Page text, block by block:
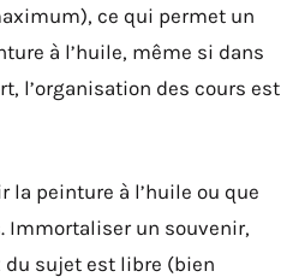
ce qui permet un
à l’huile, même si dans
l’organisation des cours est
la peinture à l’huile ou que
Immortaliser un souvenir,
du sujet est libre (bien